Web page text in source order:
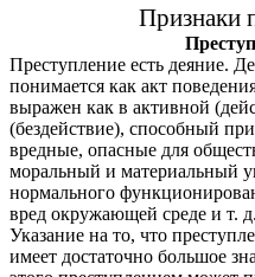
Признаки
Преступление есть деяние.
понимается как акт
выражен как в активной
(бездействие), способный
вредные, опасные для
моральный и материальный
нормального
вред окружающей среде и т. д.
Указание на то, что
имеет достаточно большое